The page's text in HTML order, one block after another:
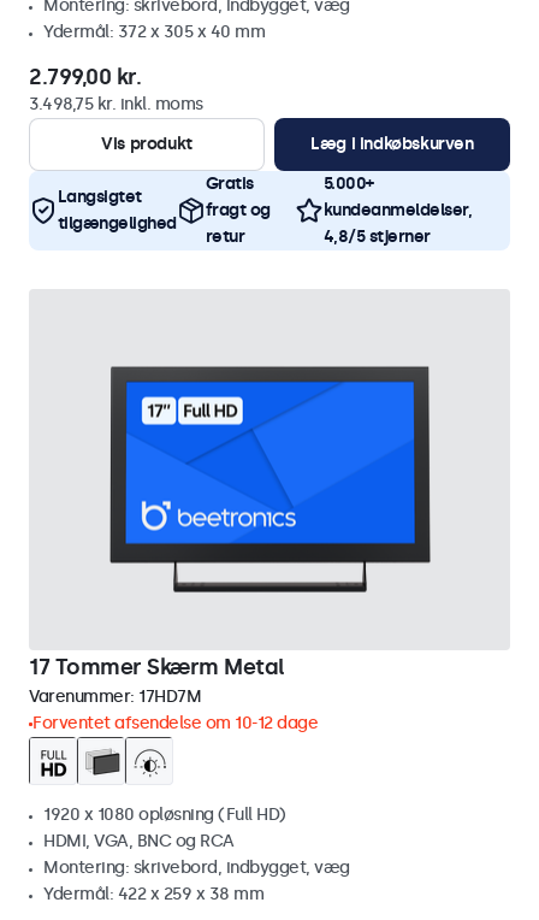
Montering: skrivebord, indbygget, væg
Ydermål: 372 x 305 x 40 mm
2.799,00 kr.
3.498,75 kr. inkl. moms
Vis produkt
Læg i indkøbskurven
Langsigtet
tilgængelighed
Gratis
fragt og
retur
5.000+
kundeanmeldelser,
4,8/5 stjerner
17 Tommer Skærm Metal
Varenummer: 17HD7M
Forventet afsendelse om 10-12 dage
1920 x 1080 opløsning (Full HD)
HDMI, VGA, BNC og RCA
Montering: skrivebord, indbygget, væg
Ydermål: 422 x 259 x 38 mm